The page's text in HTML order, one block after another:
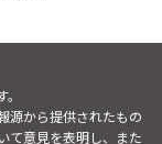
源から提供されたもの
て意見を表明し、また